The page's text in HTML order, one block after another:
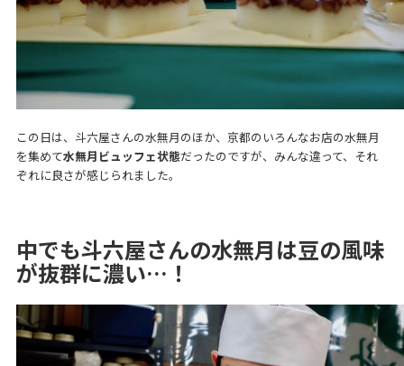
この日は、斗六屋さんの水無月のほか、京都のいろんなお店の水無月
を集めて水無月ビュッフェ状態だったのですが、みんな違って、それ
ぞれに良さが感じられました。
中でも斗六屋さんの水無月は豆の風味
が抜群に濃い…！